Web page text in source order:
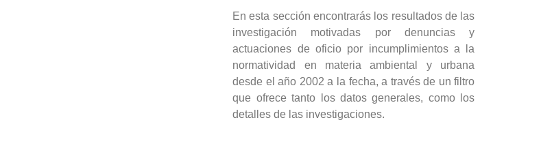
En esta sección encontrarás los resultados de las
investigación motivadas por denuncias y
actuaciones de oficio por incumplimientos a la
normatividad en materia ambiental y urbana
desde el año 2002 a la fecha, a través de un filtro
que ofrece tanto los datos generales, como los
detalles de las investigaciones.